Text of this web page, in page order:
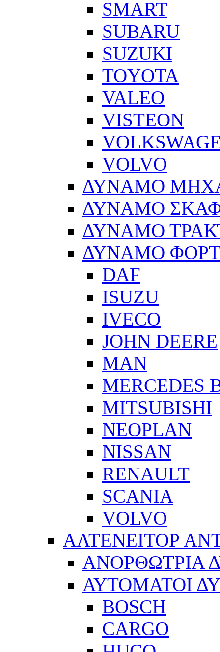
SMART
SUBARU
SUZUKI
TOYOTA
VALEO
VISTEON
VOLVO
ΔΥΝΑΜΟ
ΔΥΝΑΜΟ
ΔΥΝΑΜΟ
ΔΥΝΑΜΟ
DAF
ISUZU
IVECO
JOHN DEERE
MAN
MERCEDES
MITSUBISHI
NEOPLAN
NISSAN
RENAULT
SCANIA
VOLVO
ΑΛΤΕΝΕΙΤΟΡ
ΑΝΟΡΘΩΤΡΙΑ
ΑΥΤΟΜΑΤΟΙ
BOSCH
CARGO